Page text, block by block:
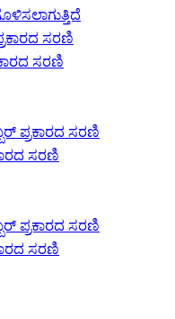
ಸರಣಿ
ಸರಣಿ
ಪ್ರಕಾರದ ಸರಣಿ
ಸರಣಿ
ಪ್ರಕಾರದ ಸರಣಿ
ಸರಣಿ